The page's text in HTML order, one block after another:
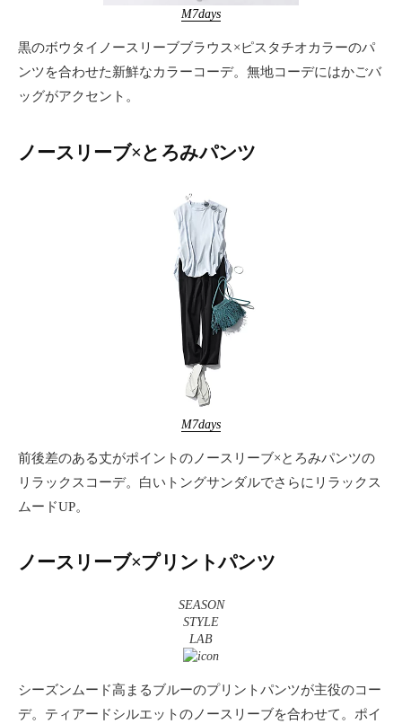
M7days
黒のボウタイノースリーブブラウス×ピスタチオカラーのパ
ンツを合わせた新鮮なカラーコーデ。無地コーデにはかごバ
ッグがアクセント。
ノースリーブ×とろみパンツ
M7days
前後差のある丈がポイントのノースリーブ×とろみパンツの
リラックスコーデ。白いトングサンダルでさらにリラックス
ムードUP。
ノースリーブ×プリントパンツ
SEASON
STYLE
LAB
シーズンムード高まるブルーのプリントパンツが主役のコー
デ。ティアードシルエットのノースリーブを合わせて。ポイ